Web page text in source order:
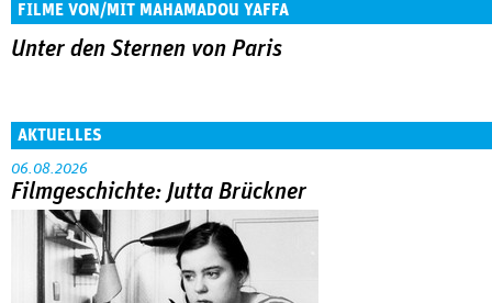
FILME VON/MIT MAHAMADOU YAFFA
Unter den Sternen von Paris
AKTUELLES
06.08.2026
Filmgeschichte: Jutta Brückner